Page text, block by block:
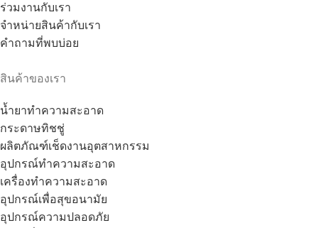
ร่วมงานกับเรา
จำหน่ายสินค้ากับเรา
คำถามที่พบบ่อย
สินค้าของเรา
น้ำยาทำความสะอาด
กระดาษทิชชู่
ผลิตภัณฑ์เช็ดงานอุตสาหกรรม
อุปกรณ์ทำความสะอาด
เครื่องทำความสะอาด
อุปกรณ์เพื่อสุขอนามัย
อุปกรณ์ความปลอดภัย